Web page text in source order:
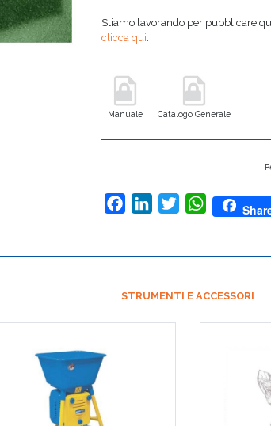
Stiamo lavorando per pubblicare
clicca qui.
Manuale Catalogo Generale
FacebookLinkedInTwitterWhatsApp
STRUMENTI E ACCESSORI